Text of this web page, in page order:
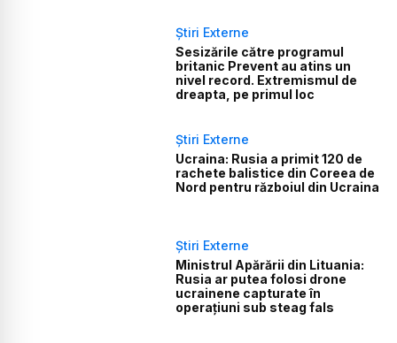
Știri Externe
Sesizările către programul
britanic Prevent au atins un
nivel record. Extremismul de
dreapta, pe primul loc
Știri Externe
Ucraina: Rusia a primit 120 de
rachete balistice din Coreea de
Nord pentru războiul din Ucraina
Știri Externe
Ministrul Apărării din Lituania:
Rusia ar putea folosi drone
ucrainene capturate în
operațiuni sub steag fals